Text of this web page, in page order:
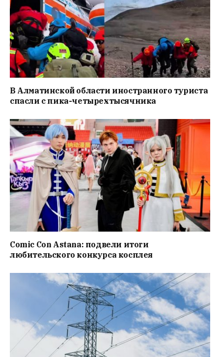
В Алматинской области иностранного туриста
спасли с пика-четырехтысячника
Comic Con Astana: подвели итоги
любительского конкурса косплея